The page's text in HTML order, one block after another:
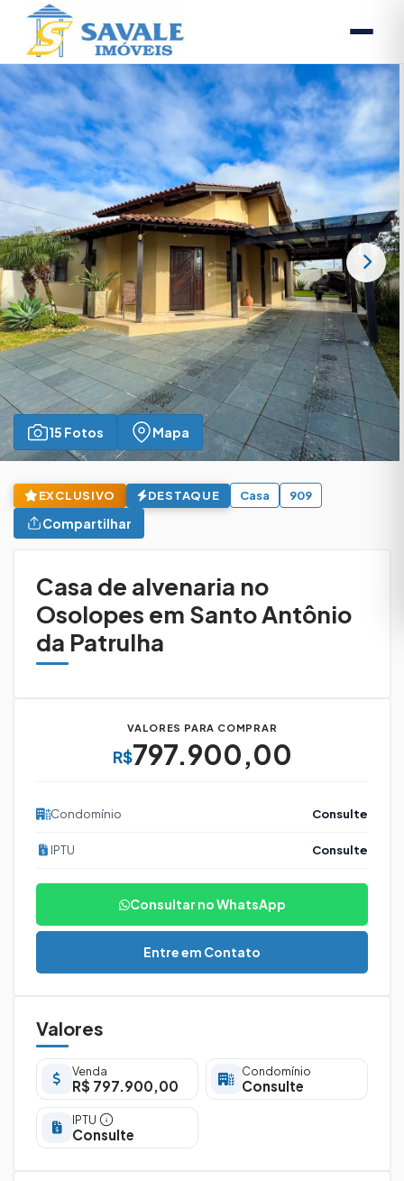
15 Fotos Mapa
EXCLUSIVO DESTAQUE Casa 909
Compartilhar
Casa de alvenaria no
Osolopes em Santo Antônio
da Patrulha
VALORES PARA COMPRAR
R$797.900,00
Condomínio Consulte
IPTU Consulte
Consultar no WhatsApp
Entre em Contato
Valores
Venda
R$ 797.900,00
Condomínio
Consulte
IPTU
Consulte